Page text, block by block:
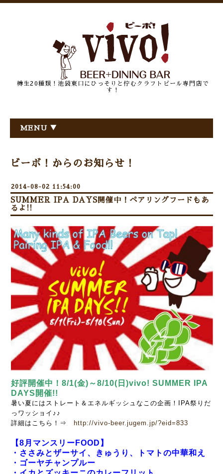
樽生20種類！池袋東口にひっそりと佇むクラフトビール専門店で
す！
MENU ▼
ビーボ！からのお知らせ！
2014-08-02 11:54:00
SUMMER IPA DAYS開催中！ペアリングフードもあ
るよ!!
好評開催中！8/1(金)～8/10(日)vivo! SUMMER IPA
DAYS開催!!
暑い夏にはストレート＆エネルギッシュなこの企画！IPA祭りだ
っワッショイ♪♪
詳細はこちら！⇒ http://vivo-beer.jugem.jp/?eid=833
【8月マンスリーFOOD】
・ささみとザーサイ、きゅうり、トマトの中華和え
・ゴーヤチャンプルー